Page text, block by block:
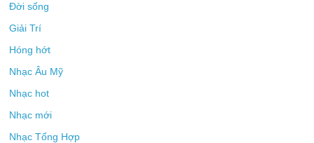
Đời sống
Giải Trí
Hóng hớt
Nhạc Âu Mỹ
Nhạc hot
Nhạc mới
Nhạc Tổng Hợp